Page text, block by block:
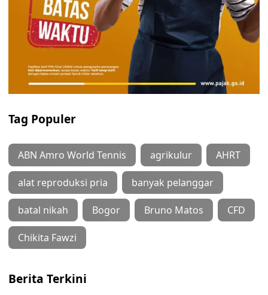
Tag Populer
ABN Amro World Tennis agrikulur AHRT
alat reproduksi pria banyak pelanggar
batal nikah Bogor Bruno Matos CFD
Chikita Fawzi
Berita Terkini